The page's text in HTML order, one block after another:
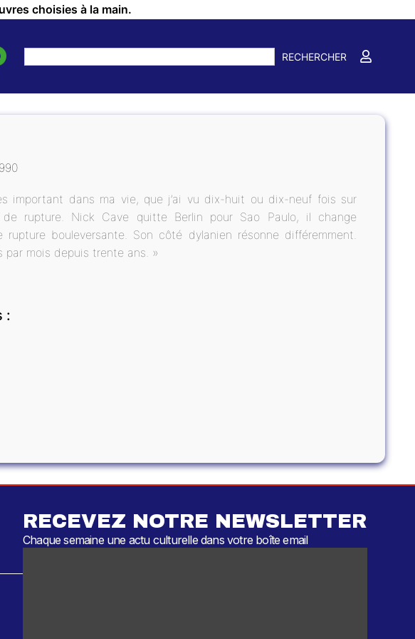
choisies à la main.
RECHERCHER
important dans ma vie, que j’ai vu dix-huit ou dix-neuf fois sur
rupture. Nick Cave quitte Berlin pour Sao Paulo, il change
rupture bouleversante. Son côté dylanien résonne différemment.
par mois depuis trente ans. »
:
RECEVEZ NOTRE NEWSLETTER
Chaque semaine une actu culturelle dans votre boîte email